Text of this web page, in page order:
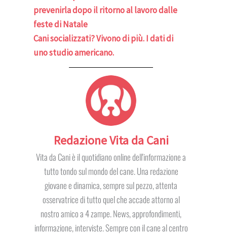
prevenirla dopo il ritorno al lavoro dalle
feste di Natale
Cani socializzati? Vivono di più. I dati di
uno studio americano.
Redazione Vita da Cani
Vita da Cani è il quotidiano online dell'informazione a
tutto tondo sul mondo del cane. Una redazione
giovane e dinamica, sempre sul pezzo, attenta
osservatrice di tutto quel che accade attorno al
nostro amico a 4 zampe. News, approfondimenti,
informazione, interviste. Sempre con il cane al centro